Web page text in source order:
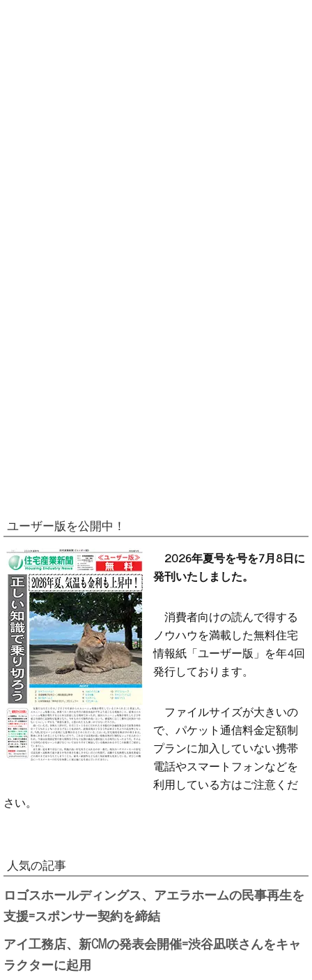
ユーザー版を公開中！
2026年夏号を号を7月8日に
発刊いたしました。
消費者向けの読んで得する
ノウハウを満載した無料住宅
情報紙「ユーザー版」を年4回
発行しております。
ファイルサイズが大きいの
で、パケット通信料金定額制
プランに加入していない携帯
電話やスマートフォンなどを
利用している方はご注意くだ
さい。
人気の記事
ロゴスホールディングス、アエラホームの民事再生を
支援=スポンサー契約を締結
アイ工務店、新CMの発表会開催=渋谷凪咲さんをキャ
ラクターに起用